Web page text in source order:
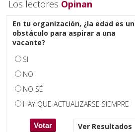
Los lectores Opinan
En tu organización, ¿la edad es un
obstáculo para aspirar a una
vacante?
SI
NO
NO SÉ
HAY QUE ACTUALIZARSE SIEMPRE
Ver Resultados